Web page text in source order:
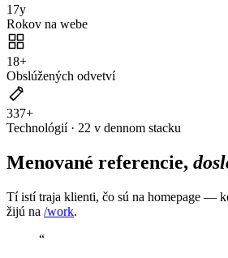
17y
Rokov na webe
18+
Obslúžených odvetví
337+
Technológií · 22 v dennom stacku
Menované referencie,
Tí istí traja klienti, čo sú na homepage —
žijú na /work.
“